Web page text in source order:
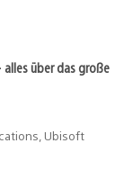
alles über das große
Ubisoft